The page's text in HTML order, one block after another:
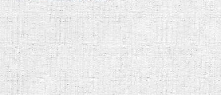
InNews
Posted Dezember 1, 2025
Welcome Home Leydi und Lotti
Unsere liebe Leydi und unsere liebe Lotti durften in den
vergangenen Tagen ihre große Reise ins Für-immer-
Glück antreten!